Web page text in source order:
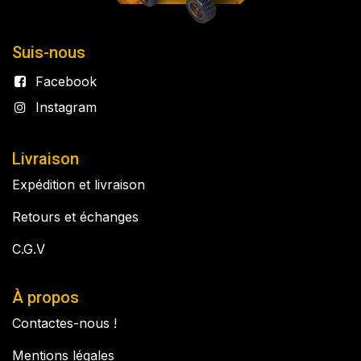
Suis-nous
Facebook
Instagram
Livraison
Expédition et livraison
Retours et échanges
C.G.V
À propos
Contactes-nous !
Mentions légales